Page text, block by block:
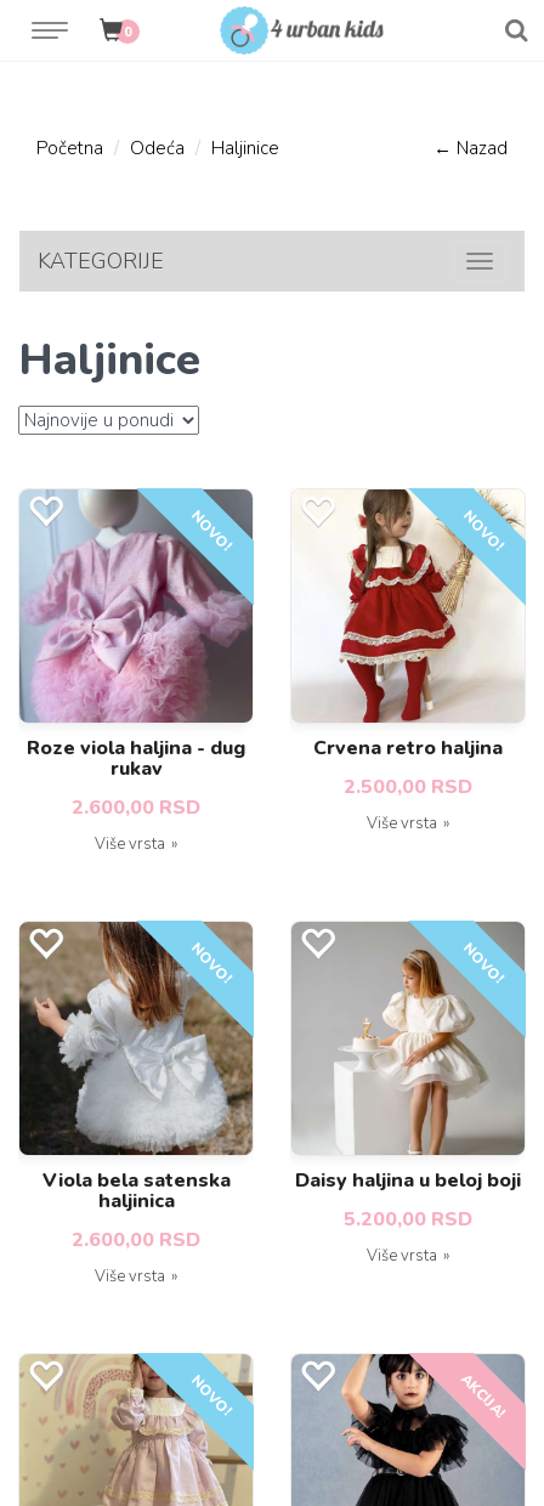
0
Početna Odeća Haljinice ← Nazad
Toggle
KATEGORIJE
Haljinice
NOVO!
Roze viola haljina - dug
rukav
2.600,00 RSD
Više vrsta
NOVO!
Crvena retro haljina
2.500,00 RSD
Više vrsta
NOVO!
Viola bela satenska
haljinica
2.600,00 RSD
Više vrsta
NOVO!
Daisy haljina u beloj boji
5.200,00 RSD
Više vrsta
NOVO! NOVO!
AKCIJA!